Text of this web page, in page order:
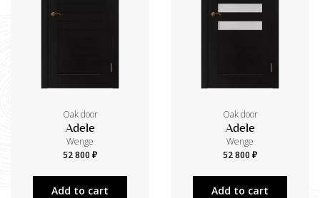
Oak door
Adele
Wenge
52 800 ₽
Add to cart
Oak door
Adele
Wenge
52 800 ₽
Add to cart